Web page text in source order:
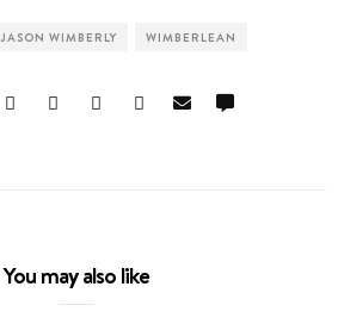
JASON WIMBERLY WIMBERLEAN
You may also like